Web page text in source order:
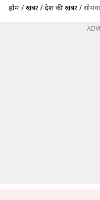
होम / खबरें / देश की खबरें / सोमवार से